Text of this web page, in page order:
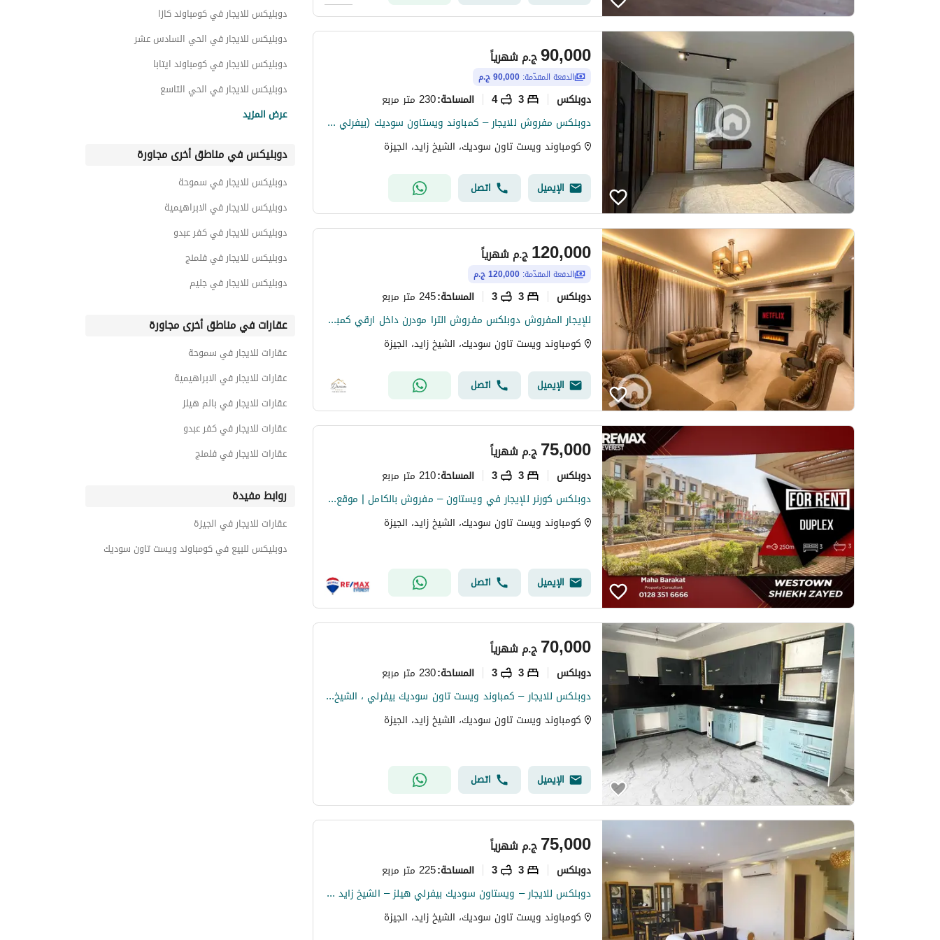
ج.م90,000 شهرياً
الدفعة المقدّمة: 90,000 ج.م
دوبلكس 3
4 المساحة:230 متر مربع
دوبلكس مفروش للايجار – كمباوند ويستاون سوديك (بيفرلي هيلز) – الشيخ زايد فرش راقي Duplex For Rent Fully Furnished Compound Westown SODIC Beverly Hills El Sheikh Zayed
كومباوند ويست تاون سوديك، الشيخ زايد، الجيزة
الإيميل اتصل
ج.م120,000 شهرياً
الدفعة المقدّمة: 120,000 ج.م
دوبلكس 3
3 المساحة:245 متر مربع
للإيجار المفروش دوبلكس مفروش الترا مودرن داخل ارقي كمبوند بالشيخ زايد
كومباوند ويست تاون سوديك، الشيخ زايد، الجيزة
الإيميل اتصل
ج.م75,000 شهرياً
دوبلكس 3
3 المساحة:210 متر مربع
دوبلكس كورنر للإيجار في ويستاون – مفروش بالكامل | موقع مميز
كومباوند ويست تاون سوديك، الشيخ زايد، الجيزة
الإيميل اتصل
ج.م70,000 شهرياً
دوبلكس 3
3 المساحة:230 متر مربع
دوبلكس للايجار – كمباوند ويست تاون سوديك بيفرلي ، الشيخ زايد بجوار كازا اول سكن Duplex For Rent Compound West Town SODIC Beverly Hills El Sheikh Zayed
كومباوند ويست تاون سوديك، الشيخ زايد، الجيزة
الإيميل اتصل
ج.م75,000 شهرياً
دوبلكس 3
3 المساحة:225 متر مربع
دوبلكس للايجار – ويستاون سوديك بيفرلي هيلز – الشيخ زايد Duplex for Rent – Westown SODIC Beverly Hills – Sheikh Zayed
كومباوند ويست تاون سوديك، الشيخ زايد، الجيزة
توين هاوس للايجار في كومباوند ويست تاون سوديك
اي فيلا للايجار في كومباوند ويست تاون سوديك
بنتهاوس للايجار في كومباوند ويست تاون سوديك
عقارات للايجار في كومباوند ويست تاون سوديك
دوبليكس للايجار في كومباوند كازا
دوبليكس للايجار في الحي السادس عشر
دوبليكس للايجار في كومباوند ايتابا
دوبليكس للايجار في الحي التاسع
دوبليكس للايجار في الحي الثامن
دوبليكس للايجار في الياسمين
دوبليكس للايجار في الحي السابع
عرض المزيد
دوبليكس في مناطق أخرى مجاورة
دوبليكس للايجار في سموحة
دوبليكس للايجار في الابراهيمية
دوبليكس للايجار في كفر عبدو
دوبليكس للايجار في فلمنج
دوبليكس للايجار في جليم
عقارات في مناطق أخرى مجاورة
عقارات للايجار في سموحة
عقارات للايجار في الابراهيمية
عقارات للايجار في بالم هيلز
عقارات للايجار في كفر عبدو
عقارات للايجار في فلمنج
روابط مفيدة
عقارات للايجار في الجيزة
دوبليكس للبيع في كومباوند ويست تاون سوديك